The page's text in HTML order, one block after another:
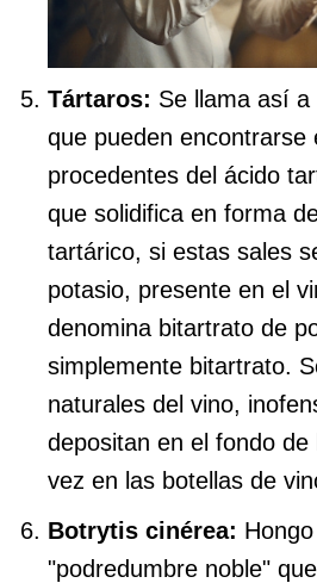
Tártaros: Se llama así
que pueden encontrarse
procedentes del ácido
que solidifica en forma
tartárico, si estas sales
potasio, presente en el
denomina bitartrato de
simplemente bitartrato.
naturales del vino,
depositan en el fondo
vez en las botellas de
Botrytis cinérea:
"podredumbre noble"